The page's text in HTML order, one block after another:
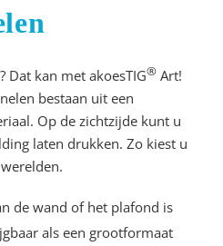
Dat kan met akoesTIG® Art!
bestaan uit een
Op de zichtzijde kunt u
laten drukken. Zo kiest u
de wand of het plafond is
als een grootformaat